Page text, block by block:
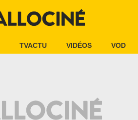
TVACTU VIDÉOS VOD